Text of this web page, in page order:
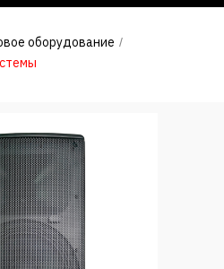
оборудование /